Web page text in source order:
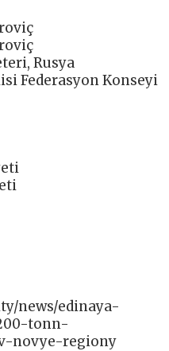
Rusya
Federasyon Konseyi
news/edinaya-
tonn-
novye-regiony